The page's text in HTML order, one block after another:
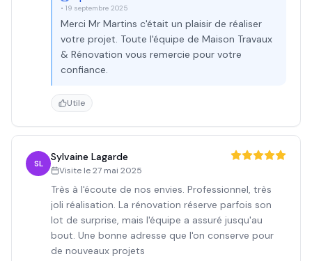
• 19 septembre 2025
Merci Mr Martins c'était un plaisir de réaliser
votre projet. Toute l'équipe de Maison Travaux
& Rénovation vous remercie pour votre
confiance.
Utile
SL
Sylvaine Lagarde
Visite le27 mai 2025
Très à l'écoute de nos envies. Professionnel, très
joli réalisation. La rénovation réserve parfois son
lot de surprise, mais l'équipe a assuré jusqu'au
bout. Une bonne adresse que l'on conserve pour
de nouveaux projets